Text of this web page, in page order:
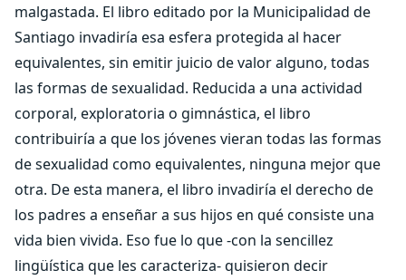
malgastada. El libro editado por la Municipalidad de
Santiago invadiría esa esfera protegida al hacer
equivalentes, sin emitir juicio de valor alguno, todas
las formas de sexualidad. Reducida a una actividad
corporal, exploratoria o gimnástica, el libro
contribuiría a que los jóvenes vieran todas las formas
de sexualidad como equivalentes, ninguna mejor que
otra. De esta manera, el libro invadiría el derecho de
los padres a enseñar a sus hijos en qué consiste una
vida bien vivida. Eso fue lo que -con la sencillez
lingüística que les caracteriza- quisieron decir